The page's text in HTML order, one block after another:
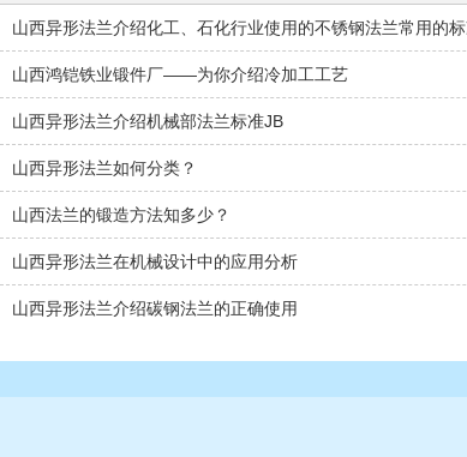
山西异形法兰介绍化工、石化行业使用的不锈钢法兰常用的
山西鸿铠铁业锻件厂——为你介绍冷加工工艺
山西异形法兰介绍机械部法兰标准JB
山西异形法兰如何分类？
山西法兰的锻造方法知多少？
山西异形法兰在机械设计中的应用分析
山西异形法兰介绍碳钢法兰的正确使用